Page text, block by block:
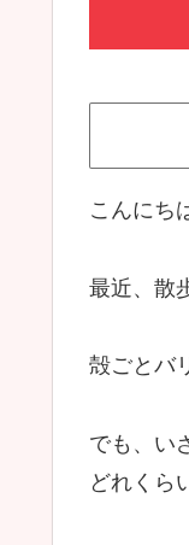
こんにち
最近、散
殻ごとバ
でも、い
どれくら